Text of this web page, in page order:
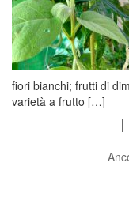
fiori bianchi; frutti di
varietà a frutto […]